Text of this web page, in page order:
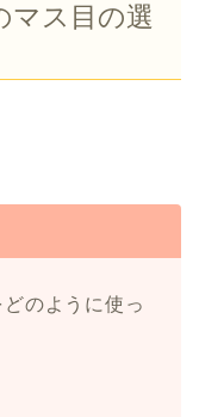
マス目の選
のように使っ